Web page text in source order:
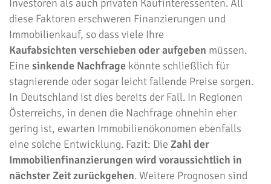
Investoren als auch privaten Kaufinteressenten. All
diese Faktoren erschweren Finanzierungen und
Immobilienkauf, so dass viele Ihre
Kaufabsichten verschieben oder aufgeben müssen.
Eine sinkende Nachfrage könnte schließlich für
stagnierende oder sogar leicht fallende Preise sorgen.
In Deutschland ist dies bereits der Fall. In Regionen
Österreichs, in denen die Nachfrage ohnehin eher
gering ist, ewarten Immobilienökonomen ebenfalls
eine solche Entwicklung. Fazit: Die Zahl der
Immobilienfinanzierungen wird voraussichtlich in
nächster Zeit zurückgehen. Weitere Prognosen sind